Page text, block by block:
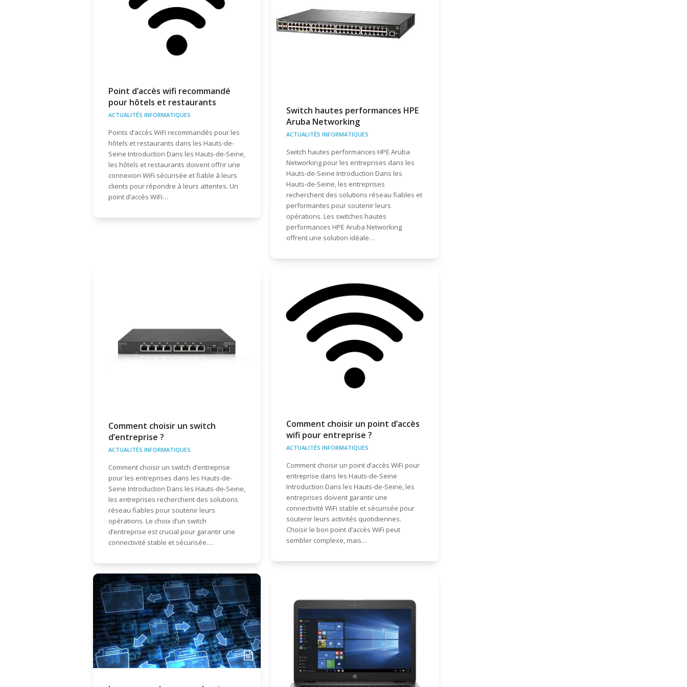
Point d’accès wifi recommandé
pour hôtels et restaurants
ACTUALITÉS INFORMATIQUES
Points d’accès WiFi recommandés pour les
hôtels et restaurants dans les Hauts-de-
Seine Introduction Dans les Hauts-de-Seine,
les hôtels et restaurants doivent offrir une
connexion WiFi sécurisée et fiable à leurs
clients pour répondre à leurs attentes. Un
point d’accès WiFi…
Switch hautes performances HPE
Aruba Networking
ACTUALITÉS INFORMATIQUES
Switch hautes performances HPE Aruba
Networking pour les entreprises dans les
Hauts-de-Seine Introduction Dans les
Hauts-de-Seine, les entreprises
recherchent des solutions réseau fiables et
performantes pour soutenir leurs
opérations. Les switches hautes
performances HPE Aruba Networking
offrent une solution idéale…
Comment choisir un switch
d’entreprise ?
ACTUALITÉS INFORMATIQUES
Comment choisir un switch d’entreprise
pour les entreprises dans les Hauts-de-
Seine Introduction Dans les Hauts-de-Seine,
les entreprises recherchent des solutions
réseau fiables pour soutenir leurs
opérations. Le choix d’un switch
d’entreprise est crucial pour garantir une
connectivité stable et sécurisée.…
Comment choisir un point d’accès
wifi pour entreprise ?
ACTUALITÉS INFORMATIQUES
Comment choisir un point d’accès WiFi pour
entreprise dans les Hauts-de-Seine
Introduction Dans les Hauts-de-Seine, les
entreprises doivent garantir une
connectivité WiFi stable et sécurisée pour
soutenir leurs activités quotidiennes.
Choisir le bon point d’accès WiFi peut
sembler complexe, mais…